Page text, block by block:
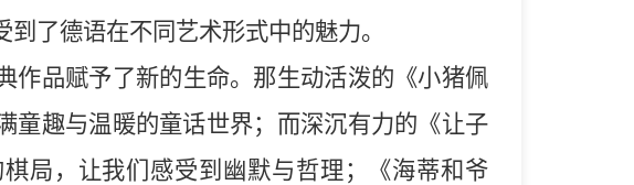
了德语在不同艺术形式中的魅力。
作品赋予了新的生命。那生动活泼的《小猪佩
童趣与温暖的童话世界；而深沉有力的《让子
局，让我们感受到幽默与哲理；《海蒂和爷